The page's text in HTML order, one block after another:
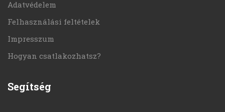
Adatvédelem
Felhasználási feltételek
Impresszum
Hogyan csatlakozhatsz?
Segítség